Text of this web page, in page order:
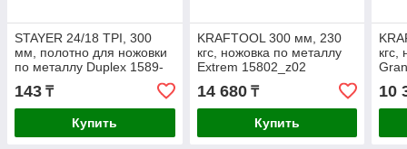
STAYER 24/18 TPI, 300
мм, полотно для ножовки
по металлу Duplex 1589-
143 ₸
Купить
KRAFTOOL 300 мм, 230
кгс, ножовка по металлу
Extrem 15802_z02
14 680₸
Купить
кгс,
10